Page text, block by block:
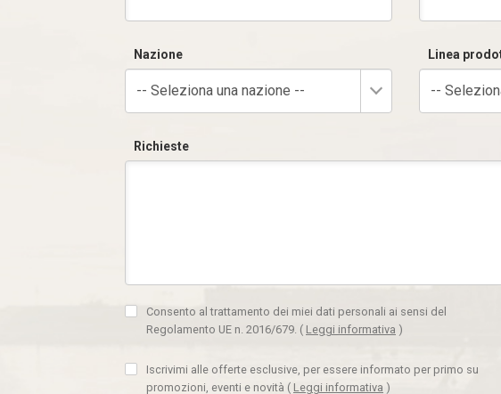
Nazione
-- Seleziona una nazione --
Linea
Richieste
Consento al trattamento dei miei dati personali ai sensi del
Regolamento UE n. 2016/679. ( Leggi informativa )
Iscrivimi alle offerte esclusive, per essere informato per primo su
promozioni, eventi e novità ( Leggi informativa )